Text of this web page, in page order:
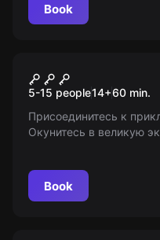
Book
Тайник
5-15 people14+60 min.
Присоединитесь к
Окунитесь в великую
Book